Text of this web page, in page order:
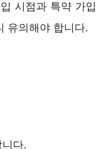
시점과 특약 가입
유의해야 합니다.
다.